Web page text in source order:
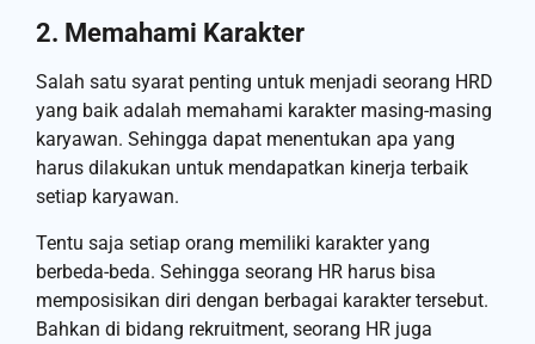
2. Memahami Karakter
Salah satu syarat penting untuk menjadi seorang HRD
yang baik adalah memahami karakter masing-masing
karyawan. Sehingga dapat menentukan apa yang
harus dilakukan untuk mendapatkan kinerja terbaik
setiap karyawan.
Tentu saja setiap orang memiliki karakter yang
berbeda-beda. Sehingga seorang HR harus bisa
memposisikan diri dengan berbagai karakter tersebut.
Bahkan di bidang rekruitment, seorang HR juga